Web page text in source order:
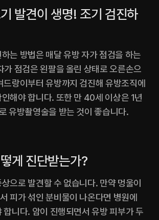
발견이 생명! 조기 검진하
는 방법은 매달 유방 자가 점검을 하는
가 점검은 왼팔을 올린 상태로 오른손으
드랑이부터 유방까지 검진해 유방조직에
해야 합니다. 또한 만 40세 이상은 1년
유방촬영술을 받는 것이 좋습니다.‍
게 진단받는가?
으로 발견할 수 없습니다. 만약 멍울이
피가 섞인 분비물이 나온다면 병원에
합니다. 암이 진행되면서 유방 피부가 두